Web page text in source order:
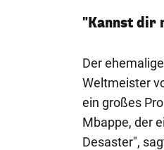
"Kannst dir
Der
Weltmeister
ein großes
Mbappe, der
Desaster",